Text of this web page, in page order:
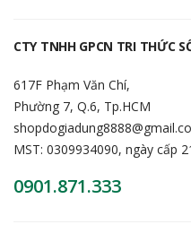
CTY TNHH GPCN TRI THỨC
617F Phạm Văn Chí,
Phường 7, Q.6, Tp.HCM
MST: 0309934090, ngày cấp
0901.871.333